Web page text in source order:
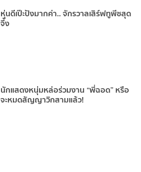
หุ่นดีเป๊ะปังมากค่า.. จักรวาลเสิร์ฟทูพีชสุด
จึ้ง
นักแสดงหนุ่มหล่อร่วมงาน “พี่ฉอด” หรือ
จะหมดสัญญาวิกสามแล้ว!